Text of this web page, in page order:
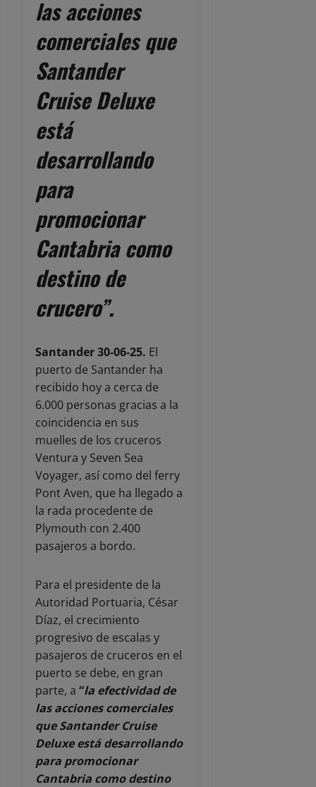
las acciones
comerciales que
Santander
Cruise Deluxe
está
desarrollando
para
promocionar
Cantabria como
destino de
crucero”.
Santander 30-06-25. El
puerto de Santander ha
recibido hoy a cerca de
6.000 personas gracias a la
coincidencia en sus
muelles de los cruceros
Ventura y Seven Sea
Voyager, así como del ferry
Pont Aven, que ha llegado a
la rada procedente de
Plymouth con 2.400
pasajeros a bordo.
Para el presidente de la
Autoridad Portuaria, César
Díaz, el crecimiento
progresivo de escalas y
pasajeros de cruceros en el
puerto se debe, en gran
parte, a “la efectividad de
las acciones comerciales
que Santander Cruise
Deluxe está desarrollando
para promocionar
Cantabria como destino